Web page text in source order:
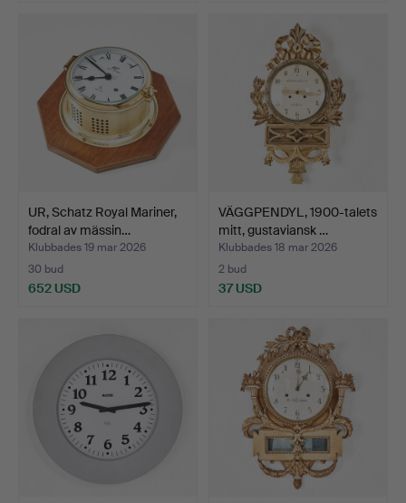
UR, Schatz Royal Mariner,
fodral av mässin…
Klubbades 19 mar 2026
30 bud
652 USD
VÄGGPENDYL, 1900-talets
mitt, gustaviansk …
Klubbades 18 mar 2026
2 bud
37 USD